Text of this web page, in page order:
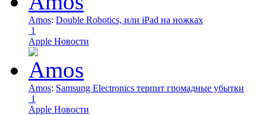
Amos: Double Robotics, или iPad на ножках
1
Apple Новости
Amos: Samsung Electronics терпит громадные убытки
1
Apple Новости